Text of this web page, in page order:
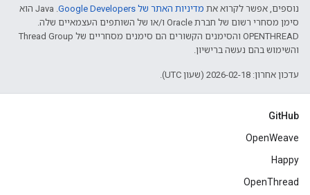
נוספים, אפשר לקרוא את מדיניות האתר של Google Developers‏
.‏ Java הוא
סימן מסחרי רשום של חברת Oracle ו/או של השותפים העצמאיים שלה.
‫OPENTHREAD והסימנים הקשורים הם סימנים מסחריים של Thread Group
והשימוש בהם נעשה ברישיון.
עדכון אחרון: 2026-02-18 (שעון UTC).
GitHub
OpenWeave
Happy
OpenThread